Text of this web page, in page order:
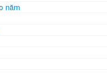
năm